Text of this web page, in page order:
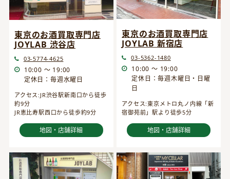
東京のお酒買取専門店
JOYLAB 渋谷店
03-5774-4625
10:00 ～ 19:00
定休日：毎週水曜日
アクセス:JR渋谷駅新南口から徒歩
約9分
JR恵比寿駅西口から徒歩約9分
地図・店舗詳細
東京のお酒買取専門店
JOYLAB 新宿店
03-5362-1480
10:00 ～ 19:00
定休日：毎週木曜日・日曜
日
アクセス:東京メトロ丸ノ内線「新
宿御苑前」駅より徒歩5分
地図・店舗詳細